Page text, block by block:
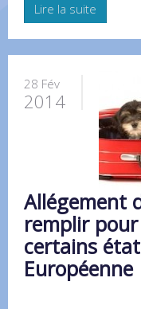
Lire la suite
28 Fév
2014
Allégement
remplir
certains
Européenne